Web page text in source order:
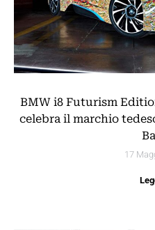
BMW i8 Futurism
celebra il marchio
17